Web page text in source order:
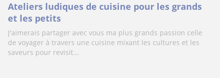
Ateliers ludiques de cuisine pour les grands
et les petits
J'aimerais partager avec vous ma plus grands passion celle
de voyager à travers une cuisine mixant les cultures et les
saveurs pour revisit...